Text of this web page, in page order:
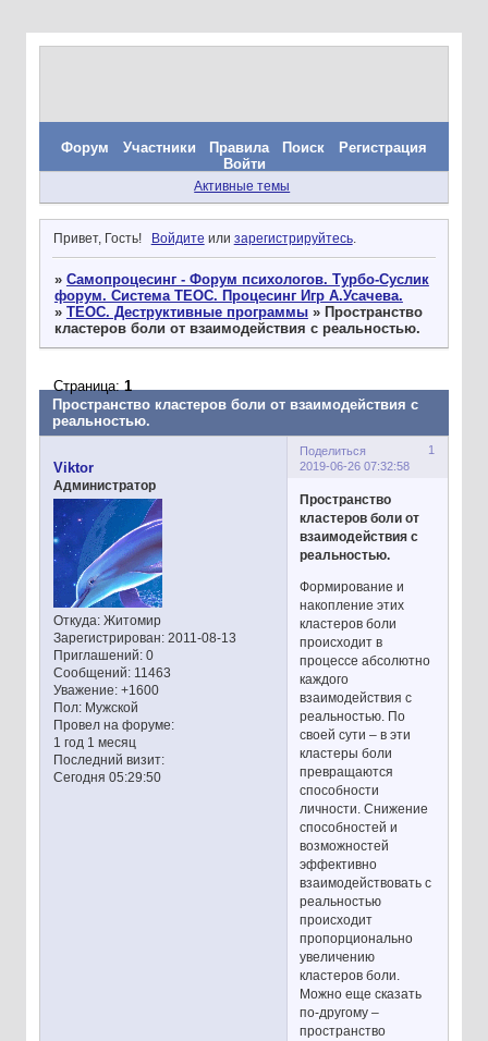
Форум Участники Правила Поиск
Регистрация
Войти
Активные темы
Привет, Гость! Войдите или зарегистрируйтесь.
» Самопроцесинг - Форум психологов. Турбо-Суслик
форум. Система ТЕОС. Процесинг Игр А.Усачева.
» ТЕОС. Деструктивные программы » Пространство
кластеров боли от взаимодействия с реальностью.
Пространство кластеров боли от взаимодействия с
реальностью.
Страница:1
Поделиться
1
2019-06-26 07:32:58
Viktor
Администратор
Откуда:Житомир
Зарегистрирован: 2011-08-13
Приглашений:0
Сообщений:11463
Уважение: +1600
Пол:Мужской
Провел на форуме:
1 год 1 месяц
Последний визит:
Сегодня 05:29:50
Пространство
кластеров боли от
взаимодействия с
реальностью.
Формирование и
накопление этих
кластеров боли
происходит в
процессе абсолютно
каждого
взаимодействия с
реальностью. По
своей сути – в эти
кластеры боли
превращаются
способности
личности. Снижение
способностей и
возможностей
эффективно
взаимодействовать с
реальностью
происходит
пропорционально
увеличению
кластеров боли.
Можно еще сказать
по-другому –
пространство